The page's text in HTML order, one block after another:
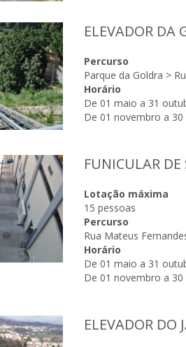
ELEVADOR DA
Percurso
Parque da Goldra >
Horário
De 01 maio a 31
De 01 novembro a
FUNICULAR DE
Lotação máxima
15 pessoas
Percurso
Rua Mateus
Horário
De 01 maio a 31
De 01 novembro a
ELEVADOR DO
"MÃOZINHAS 112"